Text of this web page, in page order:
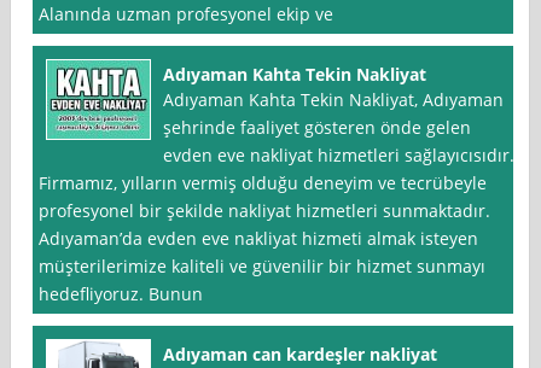
Alanında uzman profesyonel ekip ve
Adıyaman Kahta Tekin Nakliyat
Adıyaman Kahta Tekin Nakliyat, Adıyaman
şehrinde faaliyet gösteren önde gelen
evden eve nakliyat hizmetleri sağlayıcısıdır.
Firmamız, yılların vermiş olduğu deneyim ve tecrübeyle
profesyonel bir şekilde nakliyat hizmetleri sunmaktadır.
Adıyaman’da evden eve nakliyat hizmeti almak isteyen
müşterilerimize kaliteli ve güvenilir bir hizmet sunmayı
hedefliyoruz. Bunun
Adıyaman can kardeşler nakliyat